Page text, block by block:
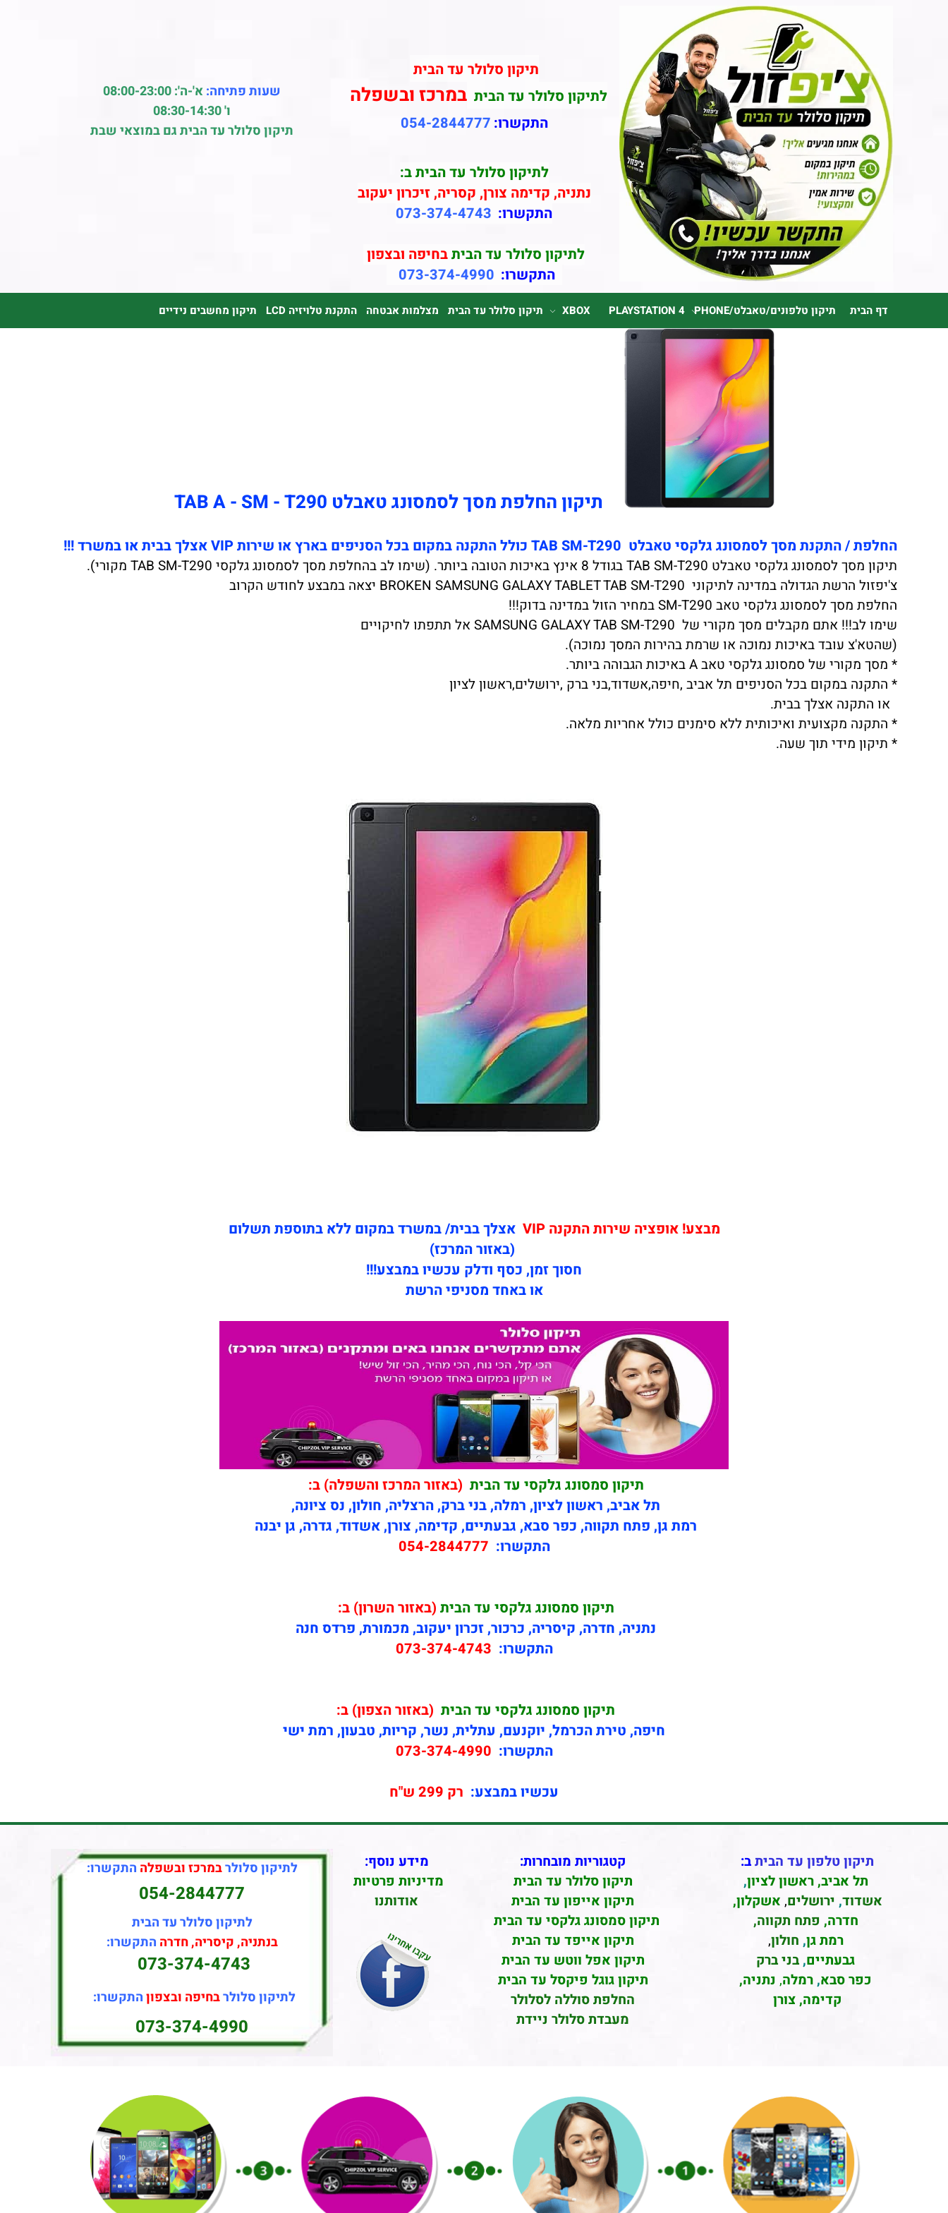
תיקון סלולר עד הבית
לתיקון סלולר עד הביתבמרכז ובשפלה
התקשרו: 054-2844777
לתיקון סלולר עד הבית ב:
נתניה, קדימה צורן, קסריה, זיכרון יעקוב
התקשרו: 073-374-4743
לתיקון סלולר עד הביתבחיפה ובצפון
התקשרו: 073-374-4990
שעות פתיחה:א'-ה': 08:00-23:00
ו' 08:30-14:30
תיקון סלולר עד הבית גם במוצאי שבת
דף הבית תיקון טלפונים/טאבלט/PHONE PLAYSTATION 4
XBOX תיקון סלולר עד הבית מצלמות אבטחה התקנת טלויזיה LCD תיקון מחשבים נידיים
תיקון החלפת מסך לסמסונג טאבלט TAB A - SM - T290
החלפת / התקנת מסך לסמסונג גלקסי טאבלט TAB SM-T290 כולל התקנה במקום בכל הסניפים בארץ או שירות VIP אצלך בבית או במשרד !!!
תיקון מסך לסמסונג גלקסי טאבלט TAB SM-T290 בגודל 8 אינץ באיכות הטובה ביותר. (שימו לב בהחלפת מסך לסמסונג גלקסי TAB SM-T290 מקורי).
צ'יפזול הרשת הגדולה במדינה לתיקוני BROKEN SAMSUNG GALAXY TABLET TAB SM-T290 יצאה במבצע לחודש הקרוב
החלפת מסך לסמסונג גלקסי טאב SM-T290 במחיר הזול במדינה בדוק!!!
שימו לב!!! אתם מקבלים מסך מקורי של SAMSUNG GALAXY TAB SM-T290 אל תתפתו לחיקויים
(שהטא'צ עובד באיכות נמוכה או שרמת בהירות המסך נמוכה).
* מסך מקורי של סמסונג גלקסי טאב A באיכות הגבוהה ביותר.
* התקנה במקום בכל הסניפים תל אביב ,חיפה,אשדוד,בני ברק ,ירושלים,ראשון לציון
או התקנה אצלך בבית.
* התקנה מקצועית ואיכותית ללא סימנים כולל אחריות מלאה.
* תיקון מידי תוך שעה.
מבצע! אופציה שירות התקנה VIP
אצלך בבית/ במשרד במקום ללא בתוספת תשלום
(באזור המרכז)
חסוך זמן, כסף ודלק עכשיו במבצע!!!
או באחד מסניפי הרשת
תיקון סמסונג גלקסי עד הבית (באזור המרכז והשפלה) ב:
תל אביב, ראשון לציון, רמלה, בני ברק, הרצליה, חולון, נס ציונה,
רמת גן, פתח תקווה, כפר סבא, גבעתיים, קדימה, צורן, אשדוד, גדרה, גן יבנה
התקשרו: 054-2844777
תיקון סמסונג גלקסי עד הבית (באזור השרון) ב:
נתניה, חדרה, קיסריה, כרכור, זכרון יעקוב, מכמורת, פרדס חנה
התקשרו: 073-374-4743
תיקון סמסונג גלקסי עד הבית (באזור הצפון) ב:
חיפה, טירת הכרמל, יוקנעם, עתלית, נשר, קריות, טבעון, רמת ישי
התקשרו: 073-374-4990
עכשיו במבצע: רק 299 ש"ח
תיקון טלפון עד הביתב:
תל אביב, ראשון לציון,
אשדוד, ירושלים, אשקלון,
חדרה, פתח תקווה,
רמת גן, חולון,
גבעתיים, בני ברק
כפר סבא, רמלה, נתניה,
קדימה, צורן
קטגוריות מובחרות:
תיקון סלולר עד הבית
תיקון אייפון עד הבית
תיקון סמסונג גלקסי עד הבית
תיקון אייפד עד הבית
תיקון אפל ווטש עד הבית
תיקון גוגל פיקסל עד הבית
החלפת סוללה לסלולר
מעבדת סלולר ניידת
מידע נוסף:
מדיניות פרטיות
אודותנו
לתיקון סלולרבמרכז ובשפלה התקשרו:
054-2844777
לתיקון סלולר עד הבית
בנתניה, קיסריה, חדרה התקשרו:
073-374-4743
לתיקון סלולרבחיפה ובצפוןהתקשרו:
073-374-4990